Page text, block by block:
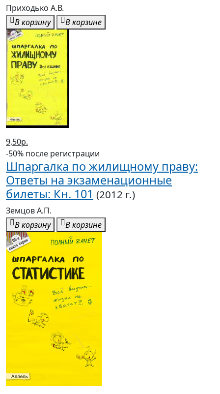
Приходько А.В.
В корзину
В корзине
9,50р.
-50% после регистрации
Шпаргалка по жилищному праву:
Ответы на экзаменационные
билеты: Кн. 101 (2012 г.)
Земцов А.П.
В корзину
В корзине